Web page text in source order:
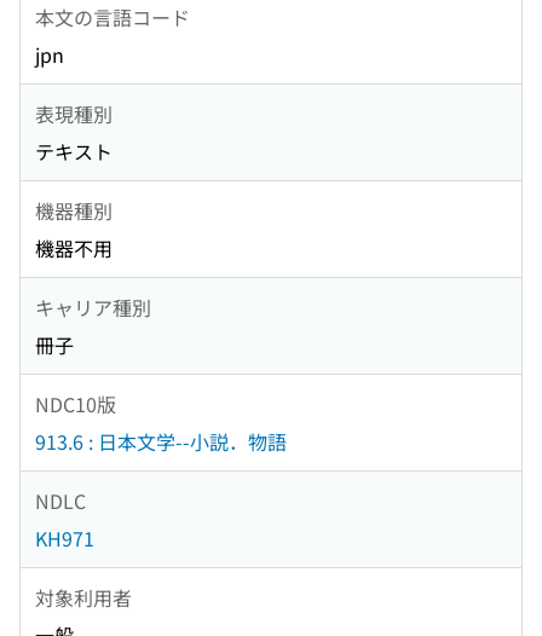
本文の言語コード
jpn
表現種別
テキスト
機器種別
機器不用
キャリア種別
冊子
NDC10版
913.6 : 日本文学--小説．物語
NDLC
KH971
対象利用者